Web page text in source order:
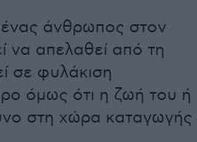
άνθρωπος στον
να απελαθεί από τη
σε φυλάκιση
όμως ότι η ζωή του ή
στη χώρα καταγωγής